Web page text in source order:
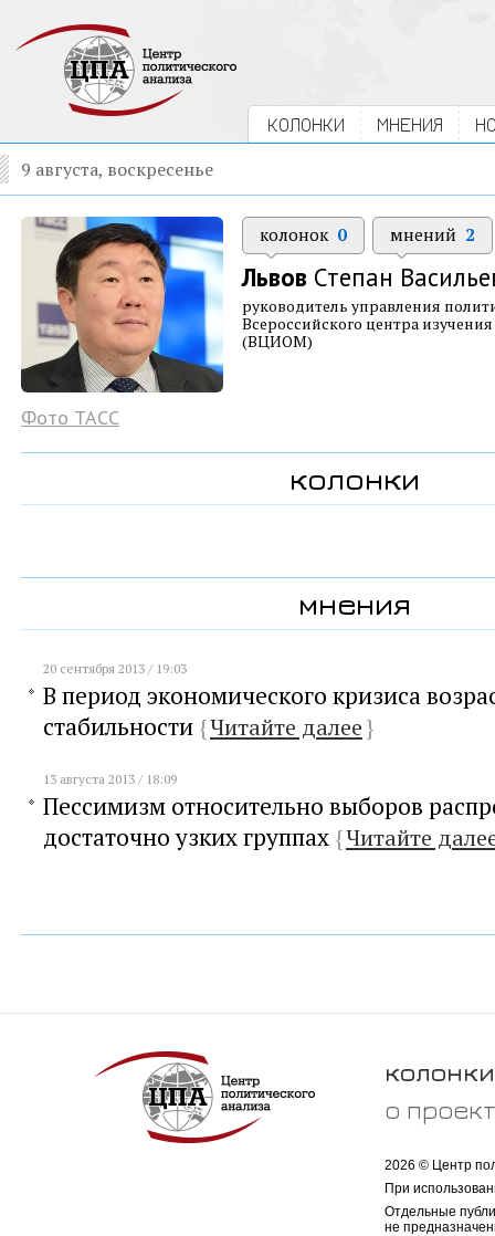
КОЛОНКИ МНЕНИЯ
9 августа, воскресенье
колонок 0 мнений 2
Львов Степан
руководитель управления
Всероссийского центра
(ВЦИОМ)
Фото ТАСС
колонки
мнения
20 сентября 2013 / 19:03
В период экономического кризиса
стабильности {Читайте далее}
13 августа 2013 / 18:09
Пессимизм относительно выборов
достаточно узких группах {Читайте
колонки
о
2026 © Центр
При
Отдельные
не